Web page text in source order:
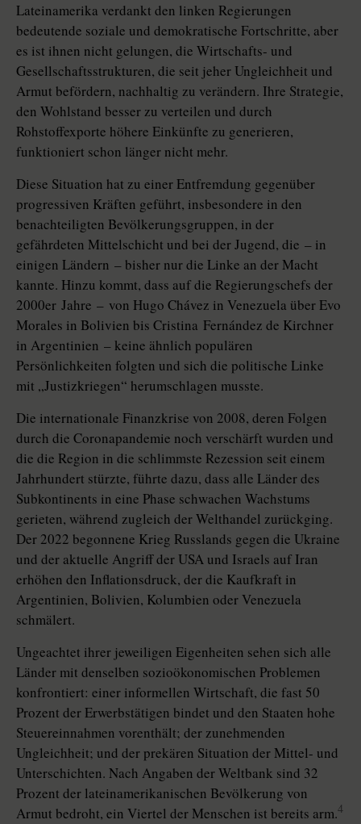
Lateinamerika verdankt den linken Regierungen
bedeutende soziale und demokratische Fortschritte, aber
es ist ihnen nicht gelungen, die Wirtschafts- und
Gesellschaftsstrukturen, die seit jeher Ungleichheit und
Armut befördern, nachhaltig zu verändern. Ihre Strategie,
den Wohlstand besser zu verteilen und durch
Rohstoffexporte höhere Einkünfte zu generieren,
funktioniert schon länger nicht mehr.
Diese Situation hat zu einer Entfremdung gegenüber
progressiven Kräften geführt, insbesondere in den
benachteiligten ­Bevölkerungsgruppen, in der
gefährdeten Mittelschicht und bei der Jugend, die – in
einigen Ländern – bisher nur die Linke an der Macht
kannte. Hinzu kommt, dass auf die Regierungschefs der
2000er ­Jahre – von Hugo Chávez in Venezuela über Evo
Morales in Bolivien bis ­Cristina Fernández de Kirchner
in Argentinien – keine ähnlich populären
Persönlichkeiten folgten und sich die politische Linke
mit „Justizkriegen“ herumschlagen musste.
Die internationale Finanzkrise von 2008, deren Folgen
durch die Coronapandemie noch verschärft wurden und
die die Region in die schlimmste Rezession seit einem
Jahrhundert stürzte, führte dazu, dass alle Länder des
Subkontinents in eine Phase schwachen Wachstums
gerieten, während zugleich der Welthandel zurückging.
Der 2022 begonnene Krieg Russlands gegen die Ukraine
und der aktuelle Angriff der USA und Israels auf Iran
erhöhen den Inflationsdruck, der die Kaufkraft in
Argentinien, Bolivien, Kolumbien oder Venezuela
schmälert.
Ungeachtet ihrer jeweiligen Eigenheiten sehen sich alle
Länder mit denselben sozioökonomischen Pro­ble­men
konfrontiert: einer informellen Wirtschaft, die fast 50
Prozent der Erwerbstätigen bindet und den Staaten hohe
Steuereinnahmen vorenthält; der zunehmenden
Ungleichheit; und der prekären Situation der Mittel- und
Unterschichten. Nach Angaben der Weltbank sind 32
Prozent der lateinamerikanischen Bevölkerung von
Armut bedroht, ein Viertel der Menschen ist bereits arm.4